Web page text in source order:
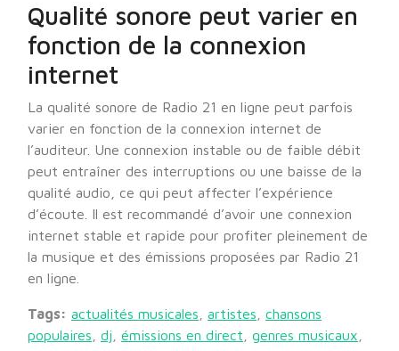
Qualité sonore peut varier en
fonction de la connexion
internet
La qualité sonore de Radio 21 en ligne peut parfois
varier en fonction de la connexion internet de
l’auditeur. Une connexion instable ou de faible débit
peut entraîner des interruptions ou une baisse de la
qualité audio, ce qui peut affecter l’expérience
d’écoute. Il est recommandé d’avoir une connexion
internet stable et rapide pour profiter pleinement de
la musique et des émissions proposées par Radio 21
en ligne.
Tags: actualités musicales artistes
chansons
populaires
dj émissions en direct genres musicaux